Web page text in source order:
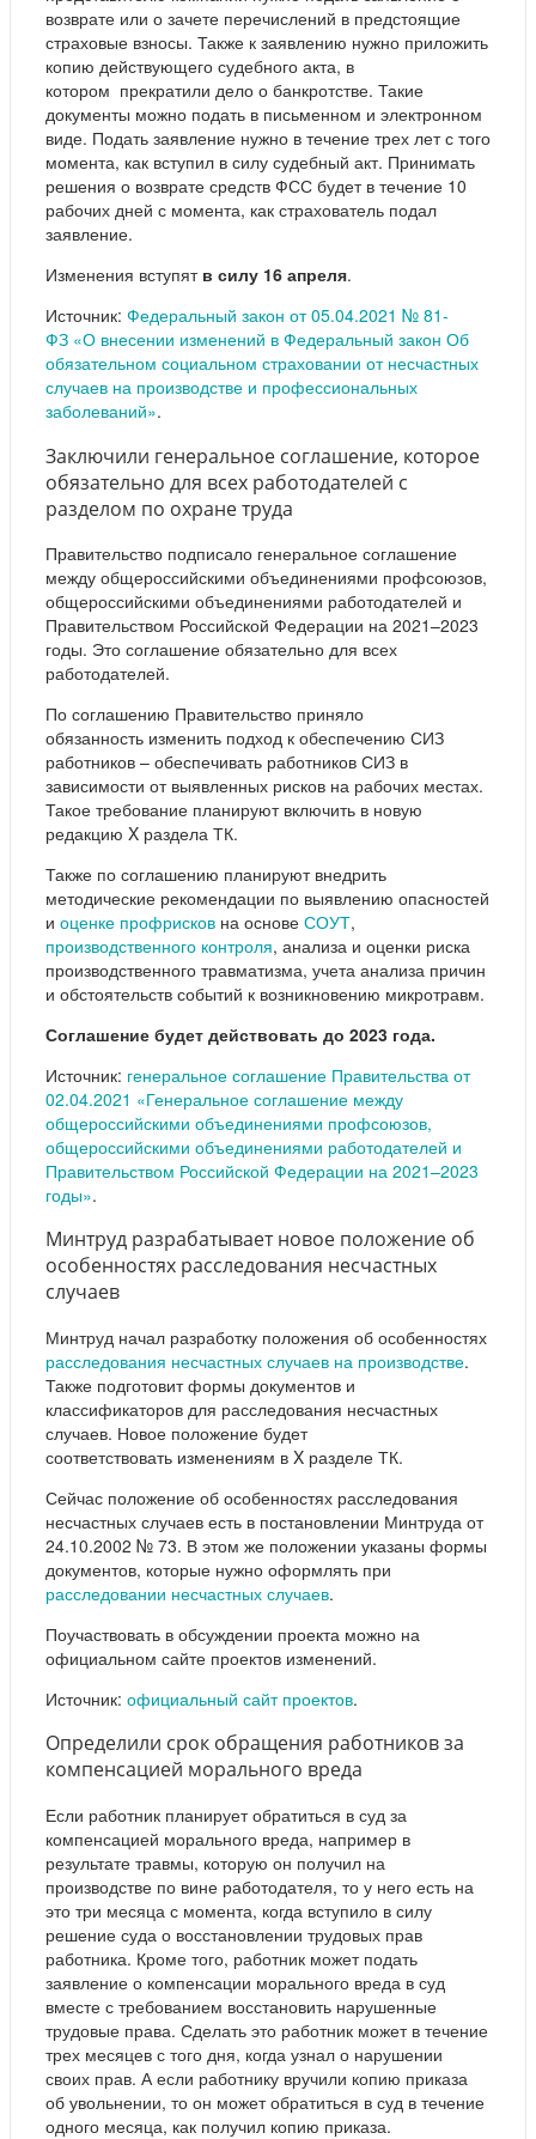
возврате или о зачете перечислений в предстоящие
страховые взносы. Также к заявлению нужно приложить
копию действующего судебного акта, в
котором прекратили дело о банкротстве. Такие
документы можно подать в письменном и электронном
виде. Подать заявление нужно в течение трех лет с того
момента, как вступил в силу судебный акт. Принимать
решения о возврате средств ФСС будет в течение 10
рабочих дней с момента, как страхователь подал
заявление.
Изменения вступят в силу 16 апреля.
Источник: Федеральный закон от 05.04.2021 № 81-
ФЗ «О внесении изменений в Федеральный закон Об
обязательном социальном страховании от несчастных
случаев на производстве и профессиональных
заболеваний».
Заключили генеральное соглашение, которое
обязательно для всех работодателей с
разделом по охране труда
Правительство подписало генеральное соглашение
между общероссийскими объединениями профсоюзов,
общероссийскими объединениями работодателей и
Правительством Российской Федерации на 2021–2023
годы. Это соглашение обязательно для всех
работодателей.
По соглашению Правительство приняло
обязанность изменить подход к обеспечению СИЗ
работников – обеспечивать работников СИЗ в
зависимости от выявленных рисков на рабочих местах.
Такое требование планируют включить в новую
редакцию X раздела ТК.
Также по соглашению планируют внедрить
методические рекомендации по выявлению опасностей
и оценке профрисков на основе СОУТ,
производственного контроля, анализа и оценки риска
производственного травматизма, учета анализа причин
и обстоятельств событий к возникновению микротравм.
Соглашение будет действовать до 2023 года.
Источник: генеральное соглашение Правительства от
02.04.2021 «Генеральное соглашение между
общероссийскими объединениями профсоюзов,
общероссийскими объединениями работодателей и
Правительством Российской Федерации на 2021–2023
годы».
Минтруд разрабатывает новое положение об
особенностях расследования несчастных
случаев
Минтруд начал разработку положения об особенностях
расследования несчастных случаев на производстве.
Также подготовит формы документов и
классификаторов для расследования несчастных
случаев. Новое положение будет
соответствовать изменениям в X разделе ТК.
Сейчас положение об особенностях расследования
несчастных случаев есть в постановлении Минтруда от
24.10.2002 № 73. В этом же положении указаны формы
документов, которые нужно оформлять при
расследовании несчастных случаев.
Поучаствовать в обсуждении проекта можно на
официальном сайте проектов изменений.
Источник: официальный сайт проектов.
Определили срок обращения работников за
компенсацией морального вреда
Если работник планирует обратиться в суд за
компенсацией морального вреда, например в
результате травмы, которую он получил на
производстве по вине работодателя, то у него есть на
это три месяца с момента, когда вступило в силу
решение суда о восстановлении трудовых прав
работника. Кроме того, работник может подать
заявление о компенсации морального вреда в суд
вместе с требованием восстановить нарушенные
трудовые права. Сделать это работник может в течение
трех месяцев с того дня, когда узнал о нарушении
своих прав. А если работнику вручили копию приказа
об увольнении, то он может обратиться в суд в течение
одного месяца, как получил копию приказа.